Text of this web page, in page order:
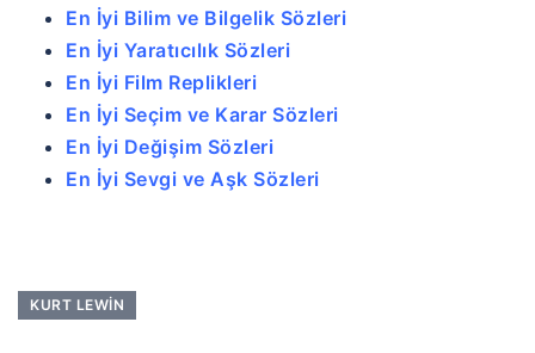
En İyi Bilim ve Bilgelik Sözleri
En İyi Yaratıcılık Sözleri
En İyi Film Replikleri
En İyi Seçim ve Karar Sözleri
En İyi Değişim Sözleri
En İyi Sevgi ve Aşk Sözleri
KURT LEWIN